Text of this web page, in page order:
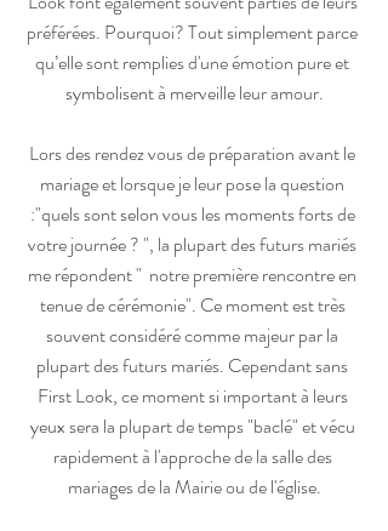
préférées. Pourquoi? Tout simplement parce
qu’elle sont remplies d'une émotion pure et
symbolisent à merveille leur amour.
Lors des rendez vous de préparation avant le
mariage et lorsque je leur pose la question
:"quels sont selon vous les moments forts de
votre journée ? ", la plupart des futurs mariés
me répondent "  notre première rencontre en
tenue de cérémonie". Ce moment est très
souvent considéré comme majeur par la
plupart des futurs mariés. Cependant sans
First Look, ce moment si important à leurs
yeux sera la plupart de temps "baclé" et vécu
rapidement à l'approche de la salle des
mariages de la Mairie ou de l'église.